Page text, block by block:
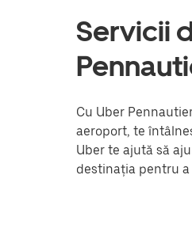
Servicii
Cu Uber
aeroport, te
Uber te ajută să
destinația pentru